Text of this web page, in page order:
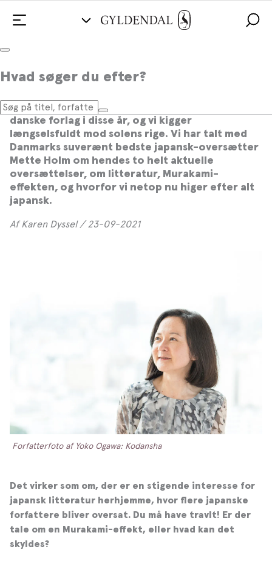
Hvad søger du efter?
Oversætter Mette Holm anbefaler:
Aktuel japansk litteratur, du må læse
Det bugner med japanske udgivelser på de
danske forlag i disse år, og vi kigger
længselsfuldt mod solens rige. Vi har talt med
Danmarks suverænt bedste japansk-oversætter
Mette Holm om hendes to helt aktuelle
oversættelser, om litteratur, Murakami-
effekten, og hvorfor vi netop nu higer efter alt
japansk.
Af Karen Dyssel / 23-09-2021
Forfatterfoto af Yoko Ogawa: Kodansha
Det virker som om, der er en stigende interesse for
japansk litteratur herhjemme, hvor flere japanske
forfattere bliver oversat. Du må have travlt! Er der
tale om en Murakami-effekt, eller hvad kan det
skyldes?